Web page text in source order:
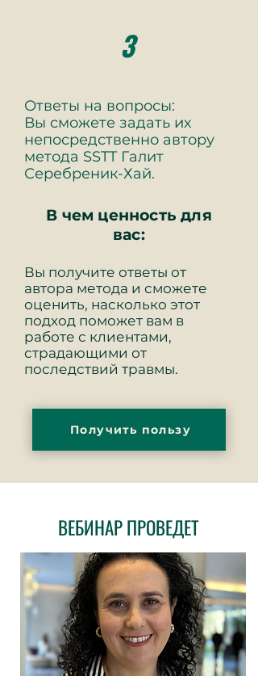
3
Ответы на вопросы:
Вы сможете задать их
непосредственно автору
метода SSTT Галит
Серебреник-Хай.
В чем ценность для
вас:
Вы получите ответы от
автора метода и сможете
оценить, насколько этот
подход поможет вам в
работе с клиентами,
страдающими от
последствий травмы.
Получить пользу
ВЕБИНАР ПРОВЕДЕТ